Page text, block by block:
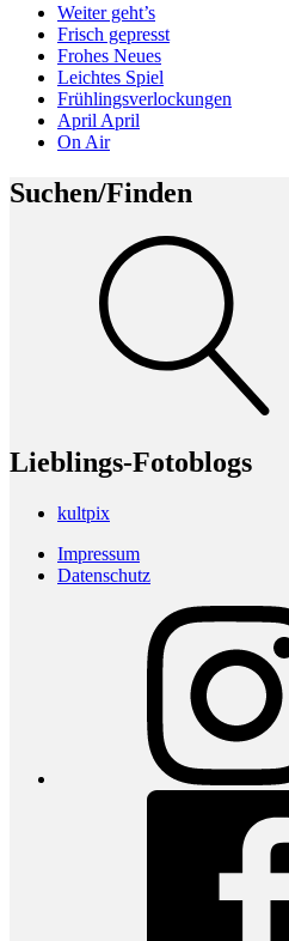
Weiter geht’s
Frisch gepresst
Frohes Neues
Leichtes Spiel
Frühlingsverlockungen
April April
On Air
Suchen/Finden
Lieblings-Fotoblogs
kultpix
Impressum
Datenschutz